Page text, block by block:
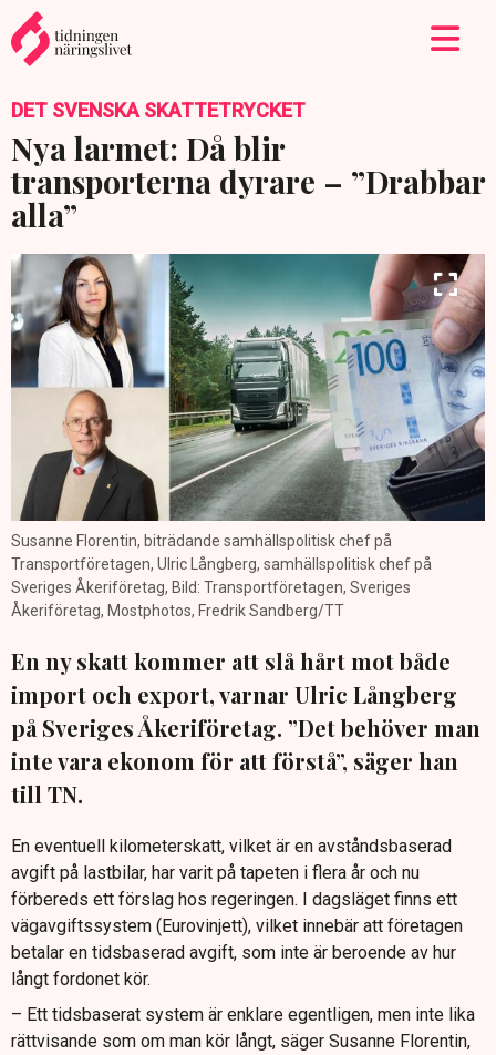
DET SVENSKA SKATTETRYCKET
Nya larmet: Då blir
transporterna dyrare – ”Drabbar
alla”
Susanne Florentin, biträdande samhällspolitisk chef på
Transportföretagen, Ulric Långberg, samhällspolitisk chef på
Sveriges Åkeriföretag, Bild: Transportföretagen, Sveriges
Åkeriföretag, Mostphotos, Fredrik Sandberg/TT
En ny skatt kommer att slå hårt mot både
import och export, varnar Ulric Långberg
på Sveriges Åkeriföretag. ”Det behöver man
inte vara ekonom för att förstå”, säger han
till TN.
En eventuell kilometerskatt, vilket är en avståndsbaserad
avgift på lastbilar, har varit på tapeten i flera år och nu
förbereds ett förslag hos regeringen. I dagsläget finns ett
vägavgiftssystem (Eurovinjett), vilket innebär att företagen
betalar en tidsbaserad avgift, som inte är beroende av hur
långt fordonet kör.
– Ett tidsbaserat system är enklare egentligen, men inte lika
rättvisande som om man kör långt, säger Susanne Florentin,